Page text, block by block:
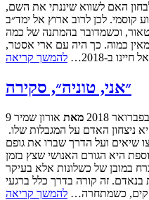
האם לשווא שיננתי את השם,
קוסמי. לכן לרוב ארוץ אל ימד״ב
וכשמדובר בהמתנה של כמה
כמוה. כך היה עם ארי אסטר,
ב-2018…
להמשך קריאה
״אני, טוניה״, סקירה
9 בפברואר 2018 מאת אורון שמיר
שיאים ועל הדרך שברו את גופם
היא הגורם האנושי שצץ בזמן
במובן של כשלונות אלא בעיקר
בנאדם. זה קורה בדרך כלל ברגעי
כשמתחרה… להמשך קריאה